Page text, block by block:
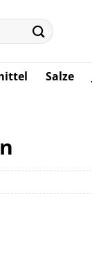
Salze